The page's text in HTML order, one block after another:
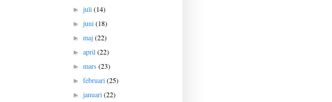
►juli(14)
►juni(18)
►maj(22)
►april(22)
►mars(23)
►februari(25)
►januari(22)